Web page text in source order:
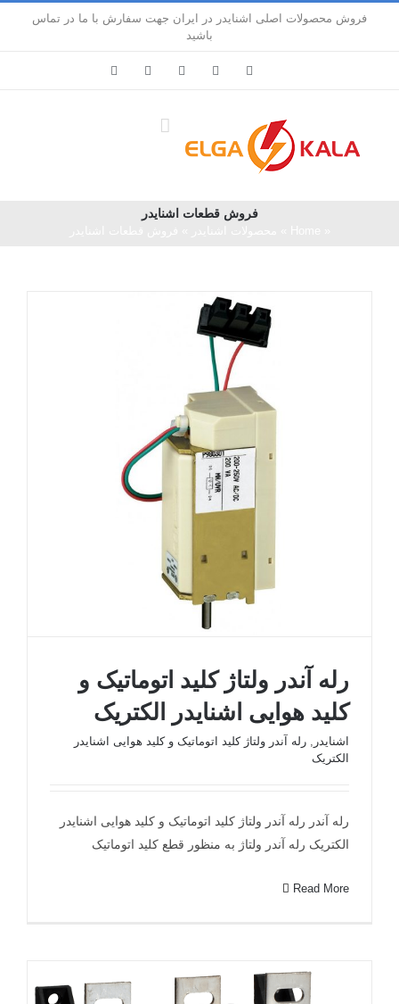
فروش محصولات اصلی اشنایدر در ایران جهت سفارش با ما در تماس
باشید
Facebook
Instagram
Pinterest
فروش قطعات اشنايدر
رله آندر ولتاژ کلید اتوماتیک و کلید هوایی اشنایدر
الکتریک
رله آندر ولتاژ کلید اتوماتیک و
کلید هوایی اشنایدر الکتریک
اشنایدر
رله آندر ولتاژ کلید اتوماتیک و کلید هوایی اشنایدر
الکتریک
رله آندر رله آندر ولتاژ کلید اتوماتیک و کلید هوایی اشنایدر
الکتریک رله آندر ولتاژ به منظور قطع کلید اتوماتیک
Read More